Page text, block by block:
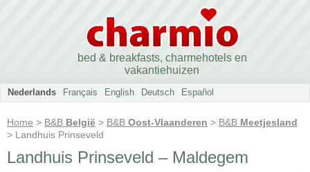
bed & breakfasts, charmehotels en
vakantiehuizen
Nederlands Français English Deutsch Español
Home > B&B België > B&B Oost-Vlaanderen > B&B Meetjesland
> Landhuis Prinseveld
Landhuis Prinseveld – Maldegem